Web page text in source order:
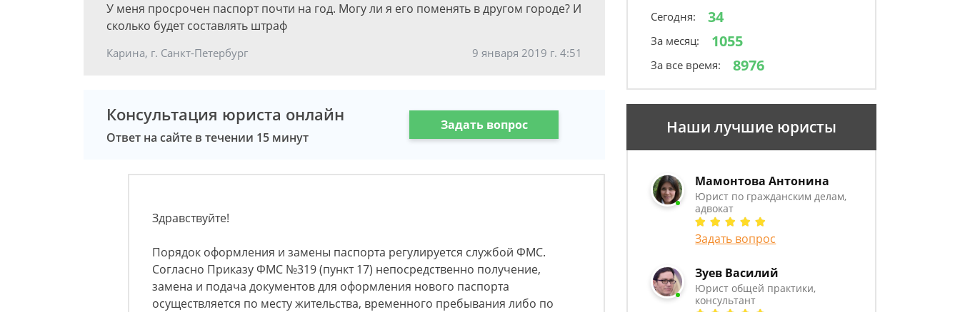
У меня просрочен паспорт почти на год. Могу ли я его поменять в другом городе? И
сколько будет составлять штраф
Карина, г. Санкт-Петербург 9 января 2019 г. 4:51
Консультация юриста онлайн
Ответ на сайте в течении 15 минут
Задать вопрос
Здравствуйте!
Порядок оформления и замены паспорта регулируется службой ФМС.
Согласно Приказу ФМС №319 (пункт 17) непосредственно получение,
замена и подача документов для оформления нового паспорта
осуществляется по месту жительства, временного пребывания либо по
Сегодня: 34
За месяц: 1055
За все время: 8976
Наши лучшие юристы
Мамонтова Антонина
Юрист по гражданским делам,
адвокат
Задать вопрос
Зуев Василий
Юрист общей практики,
консультант